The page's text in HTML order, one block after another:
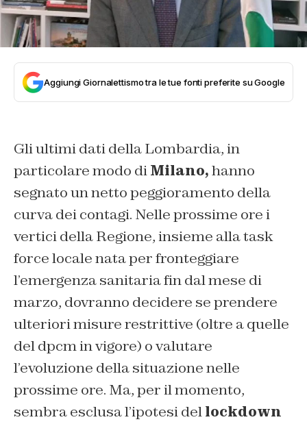
Aggiungi Giornalettismo tra le tue fonti preferite su Google
Gli ultimi dati della Lombardia, in
particolare modo diMilano,hanno
segnato un netto peggioramento della
curva dei contagi. Nelle prossime ore i
vertici della Regione, insieme alla task
force locale nata per fronteggiare
l’emergenza sanitaria fin dal mese di
marzo, dovranno decidere se prendere
ulteriori misure restrittive (oltre a quelle
del dpcm in vigore) o valutare
l’evoluzione della situazione nelle
prossime ore. Ma, per il momento,
sembra esclusa l’ipotesi dellockdown